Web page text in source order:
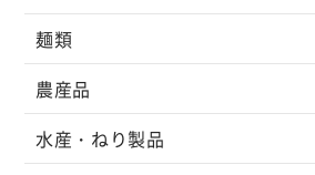
麺類
農産品
水産・ねり製品